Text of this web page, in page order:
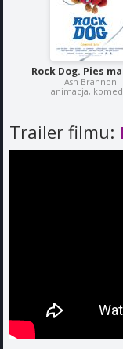
Rock Dog. Pies ma
Ash Brannon
animacja,
Trailer filmu: